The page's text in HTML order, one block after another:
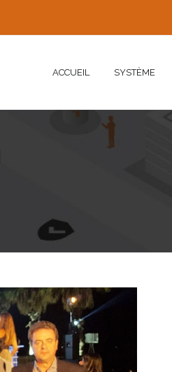
ACCUEIL SYSTÈME